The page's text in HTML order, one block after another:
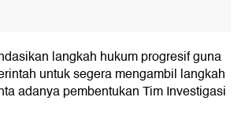
langkah hukum progresif guna
untuk segera mengambil langkah
adanya pembentukan Tim Investigasi